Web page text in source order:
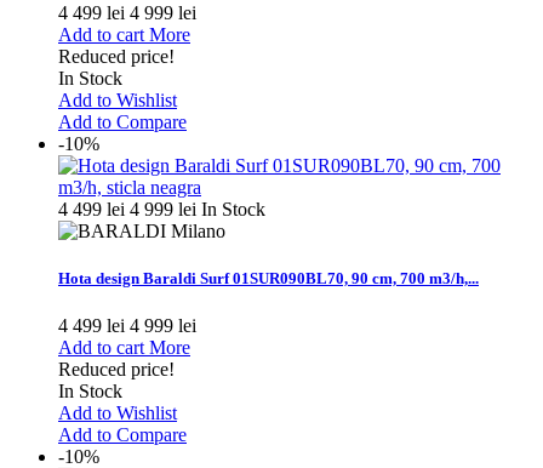
4 499 lei 4 999 lei
Add to cart More
Reduced price!
In Stock
Add to Wishlist
Add to Compare
-10%
4 499 lei 4 999 lei In Stock
Hota design Baraldi Surf 01SUR090BL70, 90 cm, 700 m3/h,...
4 499 lei 4 999 lei
Add to cart More
Reduced price!
In Stock
Add to Wishlist
Add to Compare
-10%